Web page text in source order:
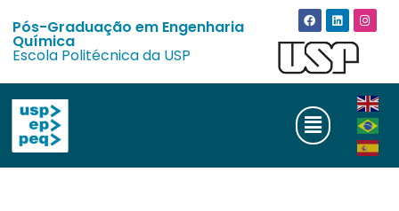
Pós-Graduação em Engenharia
Química
Escola Politécnica da USP